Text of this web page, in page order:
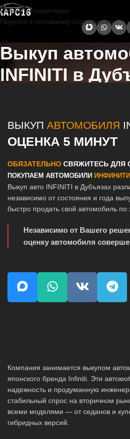
Перейти к навигации
Перейти к основному содержанию
Выкуп
INFINITI в
ВЫКУП АВТОМОБИЛЯ
ОЦЕНКА 5 МИНУТ
ОБЯЗАТЕЛЬНО СВЯЖИТЕСЬ ДЛЯ
ПОКУПАЕМ АВТОМОБИЛИ ИНФИНИТИ
Выкуп авто INFINITI в Дубъязах
независимо от состояния и года
быстро продать свой автомобиль
Независимо от Вашего
оценку автомобиля
Компания занимается выкупом
японского бренда Infiniti. Эти
надежность и продуманную
стабильный спрос на вторичном
всеми моделями — от седанов и
гибридных версий.